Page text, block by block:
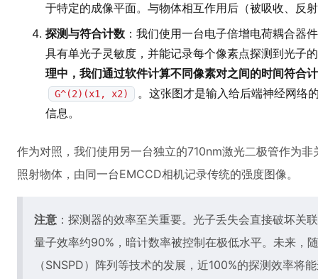
于特定的成像平面。与物体相互作用后（被吸收、反
探测与符合计数 ：我们使用一台电子倍增电荷耦合器
具有单光子灵敏度，并能记录每个像素点探测到光子
理中，我们通过软件计算不同像素对之间的时间符合
G^(2)(x1, x2)
。这张图才是输入给后端神经网络
信息。
作为对照，我们使用另一台独立的710nm激光二极管作为
照射物体，由同一台EMCCD相机记录传统的强度图像。
注意 ：探测器的效率至关重要。光子丢失会直接破坏关
量子效率约90%，暗计数率被控制在极低水平。未来，
（SNSPD）阵列等技术的发展，近100%的探测效率将